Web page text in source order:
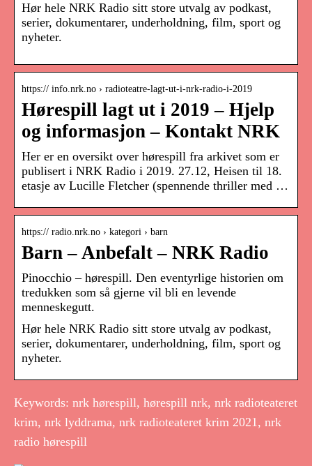
Hør hele NRK Radio sitt store utvalg av podkast,
serier, dokumentarer, underholdning, film, sport og
nyheter.
https:// info.nrk.no › radioteatre-lagt-ut-i-nrk-radio-i-2019
Hørespill lagt ut i 2019 – Hjelp
og informasjon – Kontakt NRK
Her er en oversikt over hørespill fra arkivet som er
publisert i NRK Radio i 2019. 27.12, Heisen til 18.
etasje av Lucille Fletcher (spennende thriller med …
https:// radio.nrk.no › kategori › barn
Barn – Anbefalt – NRK Radio
Pinocchio – hørespill. Den eventyrlige historien om
tredukken som så gjerne vil bli en levende
menneskegutt.
Hør hele NRK Radio sitt store utvalg av podkast,
serier, dokumentarer, underholdning, film, sport og
nyheter.
Keywords: nrk hørespill, hørespill nrk, nrk radioteateret
krim, nrk lyddrama, nrk radioteateret krim 2021, nrk
radio hørespill